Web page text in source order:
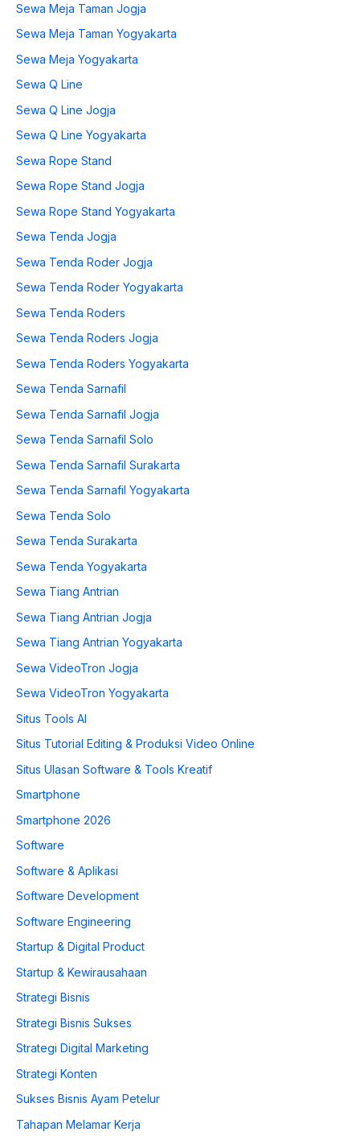
Sewa Meja Taman Jogja
Sewa Meja Taman Yogyakarta
Sewa Meja Yogyakarta
Sewa Q Line
Sewa Q Line Jogja
Sewa Q Line Yogyakarta
Sewa Rope Stand
Sewa Rope Stand Jogja
Sewa Rope Stand Yogyakarta
Sewa Tenda Jogja
Sewa Tenda Roder Jogja
Sewa Tenda Roder Yogyakarta
Sewa Tenda Roders
Sewa Tenda Roders Jogja
Sewa Tenda Roders Yogyakarta
Sewa Tenda Sarnafil
Sewa Tenda Sarnafil Jogja
Sewa Tenda Sarnafil Solo
Sewa Tenda Sarnafil Surakarta
Sewa Tenda Sarnafil Yogyakarta
Sewa Tenda Solo
Sewa Tenda Surakarta
Sewa Tenda Yogyakarta
Sewa Tiang Antrian
Sewa Tiang Antrian Jogja
Sewa Tiang Antrian Yogyakarta
Sewa VideoTron Jogja
Sewa VideoTron Yogyakarta
Situs Tools AI
Situs Tutorial Editing & Produksi Video Online
Situs Ulasan Software & Tools Kreatif
Smartphone
Smartphone 2026
Software
Software & Aplikasi
Software Development
Software Engineering
Startup & Digital Product
Startup & Kewirausahaan
Strategi Bisnis
Strategi Bisnis Sukses
Strategi Digital Marketing
Strategi Konten
Sukses Bisnis Ayam Petelur
Tahapan Melamar Kerja